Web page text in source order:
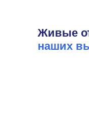
Живые
наших